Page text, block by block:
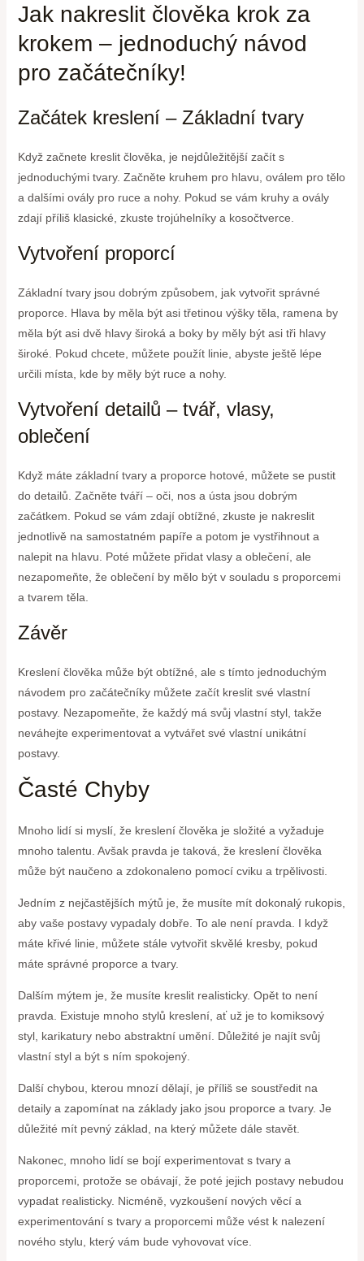
Jak nakreslit člověka krok za
krokem – jednoduchý návod
pro začátečníky!
Začátek kreslení – Základní tvary
Když začnete kreslit člověka, je nejdůležitější začít s
jednoduchými tvary. Začněte kruhem pro hlavu, oválem pro tělo
a dalšími ovály pro ruce a nohy. Pokud se vám kruhy a ovály
zdají příliš klasické, zkuste trojúhelníky a kosočtverce.
Vytvoření proporcí
Základní tvary jsou dobrým způsobem, jak vytvořit správné
proporce. Hlava by měla být asi třetinou výšky těla, ramena by
měla být asi dvě hlavy široká a boky by měly být asi tři hlavy
široké. Pokud chcete, můžete použít linie, abyste ještě lépe
určili místa, kde by měly být ruce a nohy.
Vytvoření detailů – tvář, vlasy,
oblečení
Když máte základní tvary a proporce hotové, můžete se pustit
do detailů. Začněte tváří – oči, nos a ústa jsou dobrým
začátkem. Pokud se vám zdají obtížné, zkuste je nakreslit
jednotlivě na samostatném papíře a potom je vystřihnout a
nalepit na hlavu. Poté můžete přidat vlasy a oblečení, ale
nezapomeňte, že oblečení by mělo být v souladu s proporcemi
a tvarem těla.
Závěr
Kreslení člověka může být obtížné, ale s tímto jednoduchým
návodem pro začátečníky můžete začít kreslit své vlastní
postavy. Nezapomeňte, že každý má svůj vlastní styl, takže
neváhejte experimentovat a vytvářet své vlastní unikátní
postavy.
Časté Chyby
Mnoho lidí si myslí, že kreslení člověka je složité a vyžaduje
mnoho talentu. Avšak pravda je taková, že kreslení člověka
může být naučeno a zdokonaleno pomocí cviku a trpělivosti.
Jedním z nejčastějších mýtů je, že musíte mít dokonalý rukopis,
aby vaše postavy vypadaly dobře. To ale není pravda. I když
máte křivé linie, můžete stále vytvořit skvělé kresby, pokud
máte správné proporce a tvary.
Dalším mýtem je, že musíte kreslit realisticky. Opět to není
pravda. Existuje mnoho stylů kreslení, ať už je to komiksový
styl, karikatury nebo abstraktní umění. Důležité je najít svůj
vlastní styl a být s ním spokojený.
Další chybou, kterou mnozí dělají, je příliš se soustředit na
detaily a zapomínat na základy jako jsou proporce a tvary. Je
důležité mít pevný základ, na který můžete dále stavět.
Nakonec, mnoho lidí se bojí experimentovat s tvary a
proporcemi, protože se obávají, že poté jejich postavy nebudou
vypadat realisticky. Nicméně, vyzkoušení nových věcí a
experimentování s tvary a proporcemi může vést k nalezení
nového stylu, který vám bude vyhovovat více.